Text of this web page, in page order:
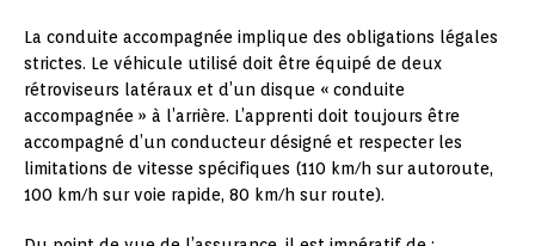
La conduite accompagnée implique des obligations légales
strictes. Le véhicule utilisé doit être équipé de deux
rétroviseurs latéraux et d’un disque « conduite
accompagnée » à l’arrière. L’apprenti doit toujours être
accompagné d’un conducteur désigné et respecter les
limitations de vitesse spécifiques (110 km/h sur autoroute,
100 km/h sur voie rapide, 80 km/h sur route).